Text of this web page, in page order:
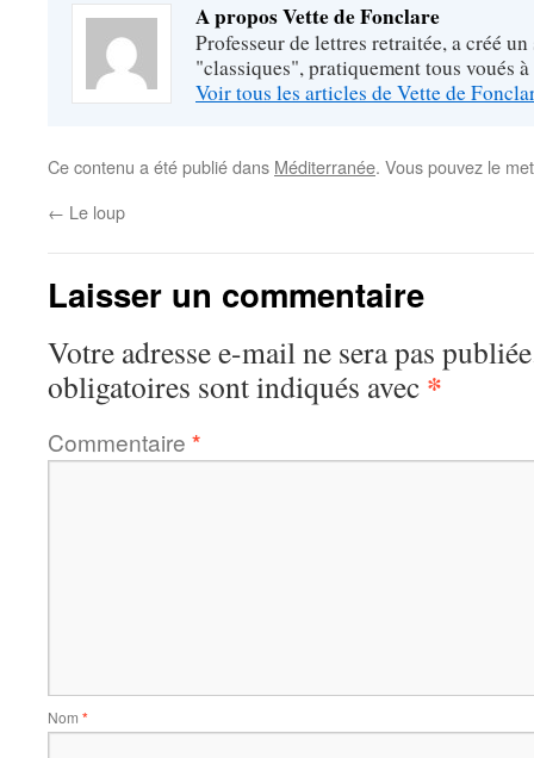
A propos Vette de Fonclare
Professeur de lettres retraitée, a créé
"classiques", pratiquement tous voués
Voir tous les articles de Vette de
Ce contenu a été publié dans Méditerranée. Vous pouvez le
← Le loup
Laisser un commentaire
Votre adresse e-mail ne sera pas
obligatoires sont indiqués avec *
Commentaire *
Nom *